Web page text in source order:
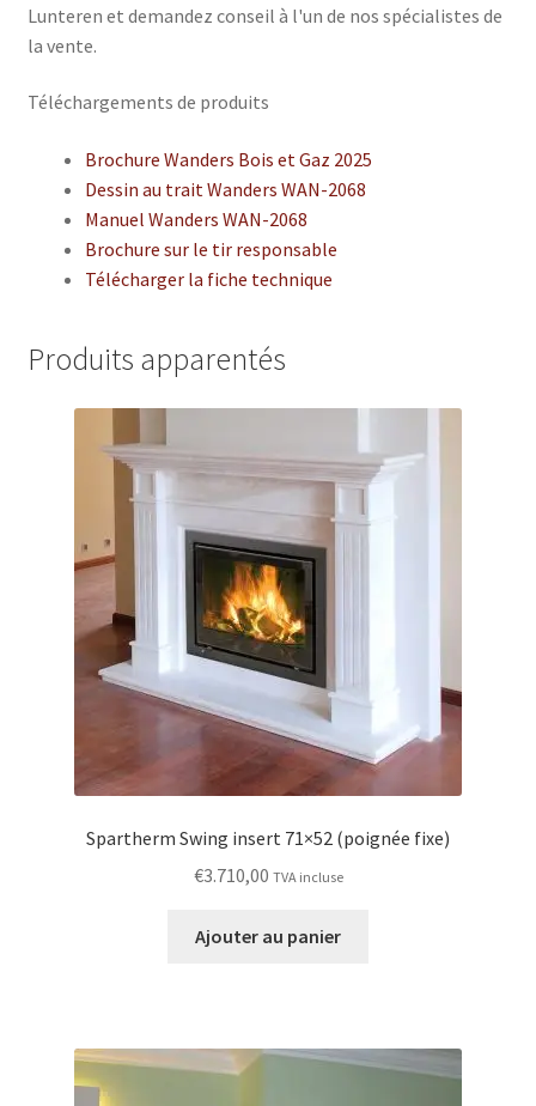
Lunteren et demandez conseil à l'un de nos spécialistes de
la vente.
Téléchargements de produits
Brochure Wanders Bois et Gaz 2025
Dessin au trait Wanders WAN-2068
Manuel Wanders WAN-2068
Brochure sur le tir responsable
Télécharger la fiche technique
Produits apparentés
Spartherm Swing insert 71×52 (poignée fixe)
€3.710,00 TVA incluse
Ajouter au panier